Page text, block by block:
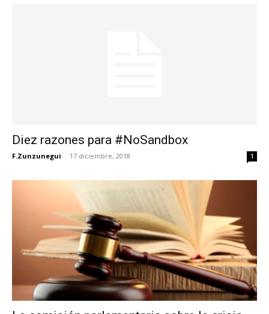
Diez razones para #NoSandbox
F.Zunzunegui - 17 diciembre, 2018 1